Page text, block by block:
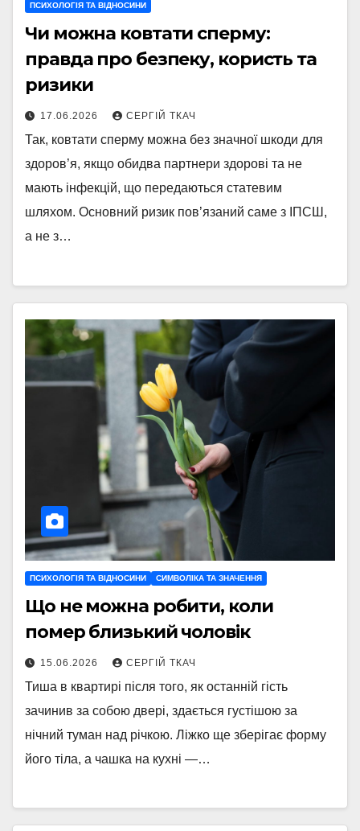
ПСИХОЛОГІЯ ТА ВІДНОСИНИ
Чи можна ковтати сперму:
правда про безпеку, користь та
ризики
17.06.2026 СЕРГІЙ ТКАЧ
Так, ковтати сперму можна без значної шкоди для
здоров’я, якщо обидва партнери здорові та не
мають інфекцій, що передаються статевим
шляхом. Основний ризик пов’язаний саме з ІПСШ,
а не з…
ПСИХОЛОГІЯ ТА ВІДНОСИНИ СИМВОЛІКА ТА ЗНАЧЕННЯ
Що не можна робити, коли
помер близький чоловік
15.06.2026 СЕРГІЙ ТКАЧ
Тиша в квартирі після того, як останній гість
зачинив за собою двері, здається густішою за
нічний туман над річкою. Ліжко ще зберігає форму
його тіла, а чашка на кухні —…